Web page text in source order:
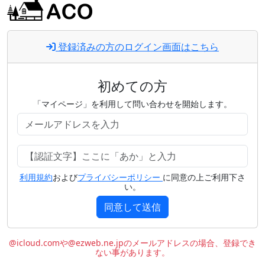
登録済みの方のログイン画面はこちら
初めての方
「マイページ」を利用して問い合わせを開始します。
利用規約およびプライバシーポリシー に同意の上ご利用下さ
い。
同意して送信
@icloud.comや@ezweb.ne.jpのメールアドレスの場合、登録でき
ない事があります。